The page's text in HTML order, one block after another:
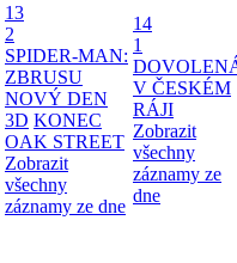
13
2
SPIDER-MAN:
ZBRUSU
NOVÝ DEN
3D KONEC
OAK STREET
Zobrazit
všechny
záznamy ze dne
14
1
V ČESKÉM
RÁJI
Zobrazit
všechny
záznamy ze
dne